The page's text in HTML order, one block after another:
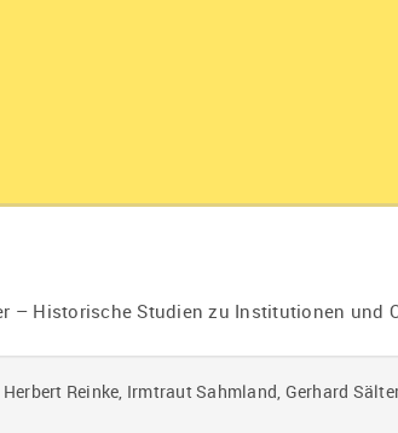
– Historische Studien zu Institutionen und
Reinke, Irmtraut Sahmland, Gerhard